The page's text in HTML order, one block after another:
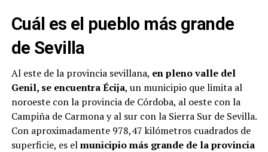
Cuál es el pueblo más grande
de Sevilla
Al este de la provincia sevillana, en pleno valle del
Genil, se encuentraÉcija, un municipio que limita al
noroeste con la provincia de Córdoba, al oeste con la
Campiña de Carmona y al sur con la Sierra Sur de Sevilla.
Con aproximadamente 978,47 kilómetros cuadrados de
superficie, es elmunicipio más grande de la provincia